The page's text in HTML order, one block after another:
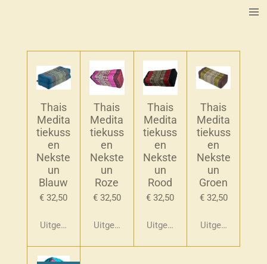
hoofdinhoud
Thais
Medita
tiekuss
en
Nekste
un
Blauw
€ 32,50
Uitgeschakeld
Thais
Medita
tiekuss
en
Nekste
un
Roze
€ 32,50
Uitgeschakeld
Thais
Medita
tiekuss
en
Nekste
un
Rood
€ 32,50
Uitgeschakeld
Thais
Medita
tiekuss
en
Nekste
un
Groen
€ 32,50
Uitgeschakeld